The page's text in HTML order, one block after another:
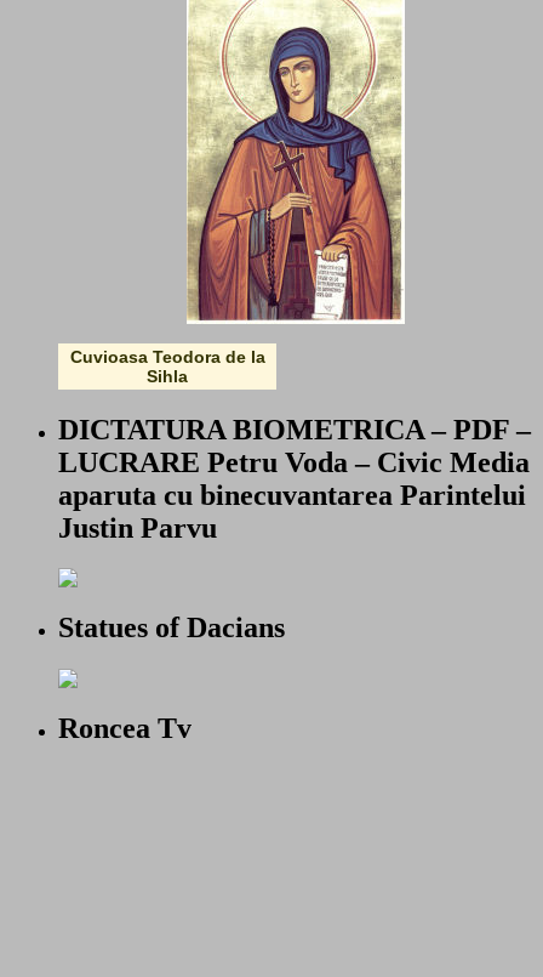
Cuvioasa Teodora de la
Sihla
DICTATURA BIOMETRICA – PDF –
LUCRARE Petru Voda – Civic Media
aparuta cu binecuvantarea Parintelui
Justin Parvu
Statues of Dacians
Roncea Tv